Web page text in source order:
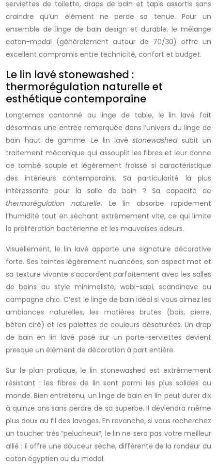
serviettes de toilette, draps de bain et tapis assortis sans
craindre qu’un élément ne perde sa tenue. Pour un
ensemble de linge de bain design et durable, le mélange
coton-modal (généralement autour de 70/30) offre un
excellent compromis entre technicité, confort et budget.
Le lin lavé stonewashed :
thermorégulation naturelle et
esthétique contemporaine
Longtemps cantonné au linge de table, le lin lavé fait
désormais une entrée remarquée dans l’univers du linge de
bain haut de gamme. Le lin lavéstonewashedsubit un
traitement mécanique qui assouplit les fibres et leur donne
ce tombé souple et légèrement froissé si caractéristique
des intérieurs contemporains. Sa particularité la plus
intéressante pour la salle de bain ? Sa capacité de
thermorégulation naturelle. Le lin absorbe rapidement
l’humidité tout en séchant extrêmement vite, ce qui limite
la prolifération bactérienne et les mauvaises odeurs.
Visuellement, le lin lavé apporte une signature décorative
forte. Ses teintes légèrement nuancées, son aspect mat et
sa texture vivante s’accordent parfaitement avec les salles
de bains au style minimaliste, wabi-sabi, scandinave ou
campagne chic. C’est le linge de bain idéal si vous aimez les
ambiances naturelles, les matières brutes (bois, pierre,
béton ciré) et les palettes de couleurs désaturées. Un drap
de bain en lin lavé posé sur un porte-serviettes devient
presque un élément de décoration à part entière.
Sur le plan pratique, le lin stonewashed est extrêmement
résistant : les fibres de lin sont parmi les plus solides au
monde. Bien entretenu, un linge de bain en lin peut durer dix
à quinze ans sans perdre de sa superbe. Il deviendra même
plus doux au fil des lavages. En revanche, si vous recherchez
un toucher très “pelucheux”, le lin ne sera pas votre meilleur
allié : il offre une douceur sèche, différente de la rondeur du
coton égyptien ou du modal.